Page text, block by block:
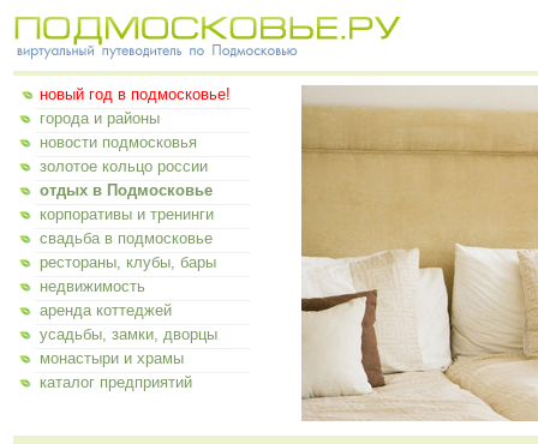
новый год в подмосковье!
города и районы
новости подмосковья
золотое кольцо россии
отдых в Подмосковье
корпоративы и тренинги
свадьба в подмосковье
рестораны, клубы, бары
недвижимость
аренда коттеджей
усадьбы, замки, дворцы
монастыри и храмы
каталог предприятий